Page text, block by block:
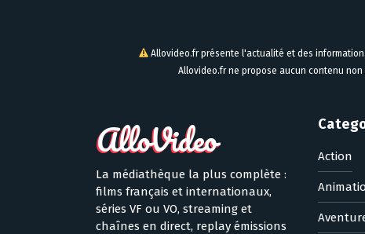
Allovideo.fr présente l'actualité et des
Allovideo.fr ne propose aucun contenu
La médiathèque la plus complète :
films français et internationaux,
séries VF ou VO, streaming et
chaînes en direct, replay émissions
Action